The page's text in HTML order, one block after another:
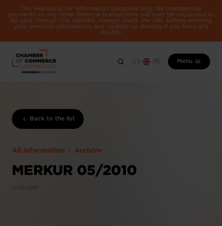
This website is for information purposes only. No membership
payments or any other financial transactions will ever be requested to
be paid through this website. Always check the URL before entering
your personal information, and contact us directly if you have any
doubts.
Menu
Back to the list
All information Archive
MERKUR 05/2010